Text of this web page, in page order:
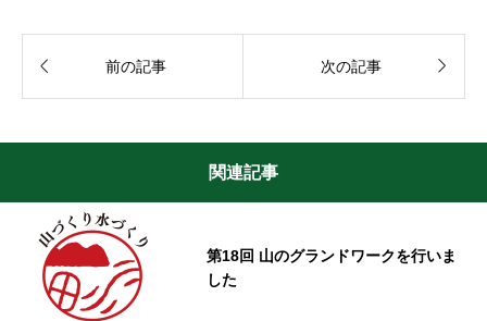
 前の記事 次の記事 
関連記事
第18回 山のグランドワークを行いま
した